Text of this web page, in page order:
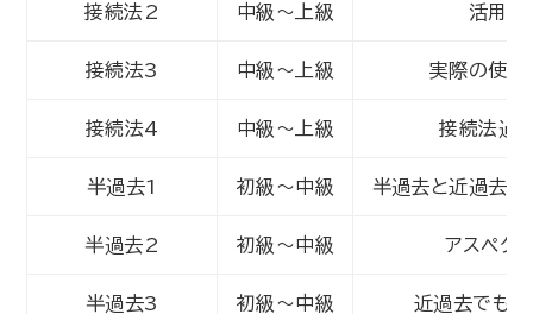
接続法2 中級～上級 活用
接続法3 中級～上級 実際の使い
接続法4 中級～上級 接続法過
半過去1 初級～中級 半過去と近過去の
半過去2 初級～中級 アスペクト
半過去3 初級～中級 近過去でも